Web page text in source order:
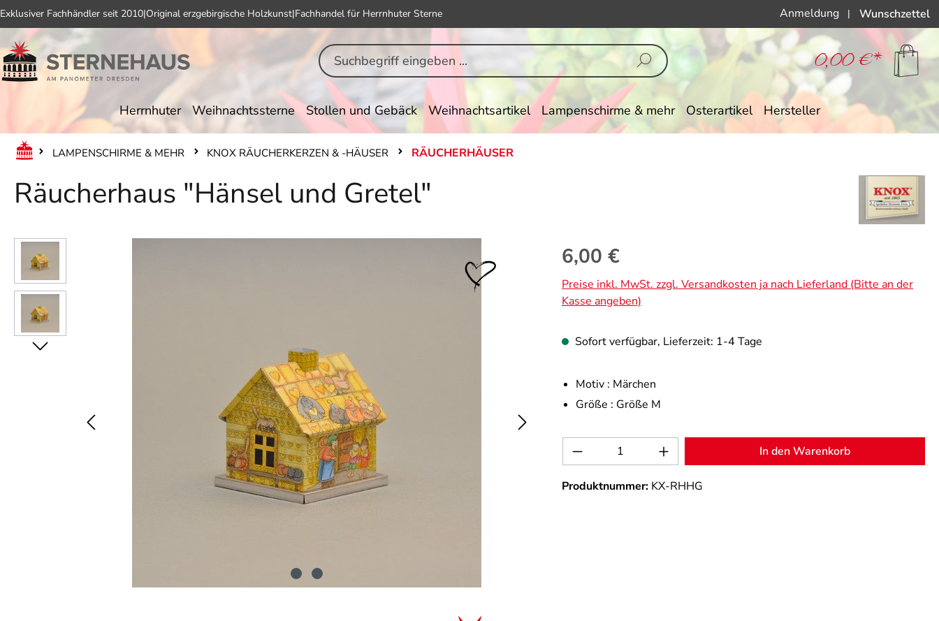
Hauptinhalt springen
Zur Suche springen
Zur Hauptnavigation springen
Exklusiver Fachhändler seit 2010|Original erzgebirgische Holzkunst|Fachhandel für Herrnhuter Sterne Anmeldung | Wunschzettel
0,00 €*
Herrnhuter Weihnachtssterne Stollen und Gebäck Weihnachtsartikel Lampenschirme & mehr Osterartikel Hersteller
LAMPENSCHIRME & MEHR KNOX RÄUCHERKERZEN & -HÄUSER RÄUCHERHÄUSER
Räucherhaus "Hänsel und Gretel"
Regulärer Preis:
6,00 €
Preise inkl. MwSt. zzgl. Versandkosten ja nach Lieferland (Bitte an der
Kasse angeben)
Sofort verfügbar, Lieferzeit: 1-4 Tage
Motiv : Märchen
Größe : Größe M
Produkt Anzahl: Gib den gewünschten Wert ein
In den Warenkorb
Produktnummer: KX-RHHG